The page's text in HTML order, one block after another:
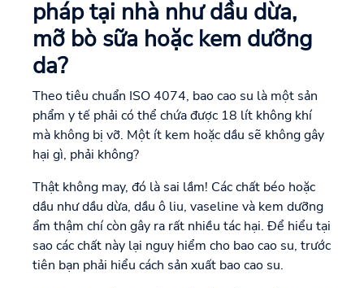
pháp tại nhà như dầu dừa,
mỡ bò sữa hoặc kem dưỡng
da?
Theo tiêu chuẩn ISO 4074, bao cao su là một sản
phẩm y tế phải có thể chứa được 18 lít không khí
mà không bị vỡ. Một ít kem hoặc dầu sẽ không gây
hại gì, phải không?
Thật không may, đó là sai lầm! Các chất béo hoặc
dầu như dầu dừa, dầu ô liu, vaseline và kem dưỡng
ẩm thậm chí còn gây ra rất nhiều tác hại. Để hiểu tại
sao các chất này lại nguy hiểm cho bao cao su, trước
tiên bạn phải hiểu cách sản xuất bao cao su.